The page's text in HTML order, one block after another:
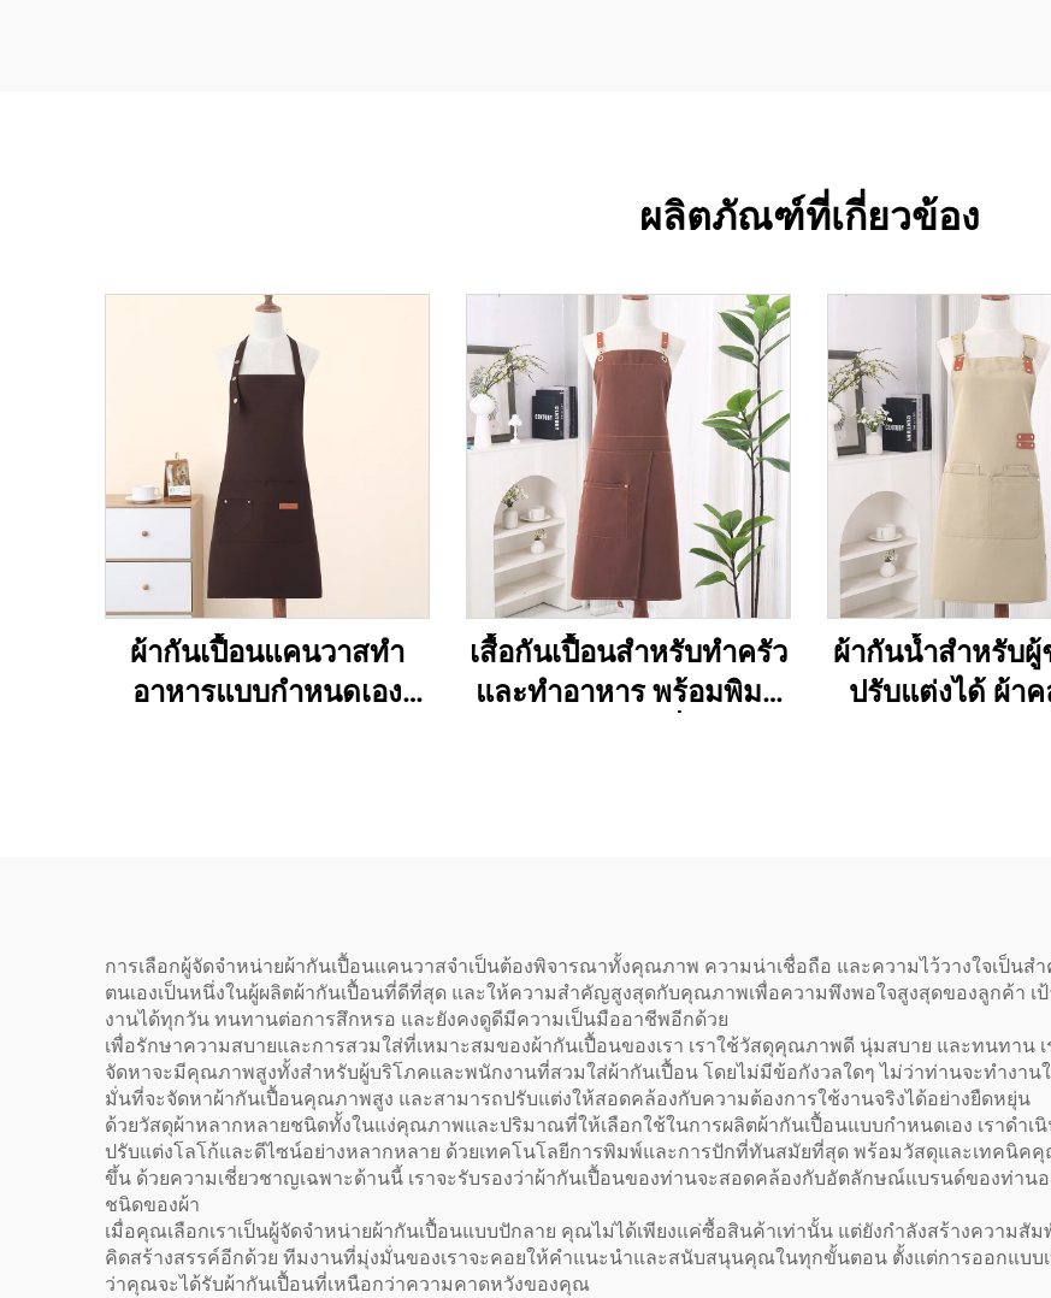
ผลิตภัณฑ์ที่เกี่ยวข้อง
ผ้ากันเปื้อนแคนวาสทำ
อาหารแบบกำหนดเอง
เสื้อกันเปื้อนสำหรับทำครัว
และทำอาหาร พร้อมพิมพ์
ผ้ากันน้ำสำหรับผู้
ปรับแต่งได้ ผ้า
การเลือกผู้จัดจำหน่ายผ้ากันเปื้อนแคนวาสจำเป็นต้องพิจารณาทั้งคุณภาพ ความน่าเชื่อถือ และความไว้วางใจเป็น
ตนเองเป็นหนึ่งในผู้ผลิตผ้ากันเปื้อนที่ดีที่สุด และให้ความสำคัญสูงสุดกับคุณภาพเพื่อความพึงพอใจสูงสุดของลูกค้า เ
งานได้ทุกวัน ทนทานต่อการสึกหรอ และยังคงดูดีมีความเป็นมืออาชีพอีกด้วย
เพื่อรักษาความสบายและการสวมใส่ที่เหมาะสมของผ้ากันเปื้อนของเรา เราใช้วัสดุคุณภาพดี นุ่มสบาย และทนทาน
จัดหาจะมีคุณภาพสูงทั้งสำหรับผู้บริโภคและพนักงานที่สวมใส่ผ้ากันเปื้อน โดยไม่มีข้อกังวลใดๆ ไม่ว่าท่านจะทำงา
มั่นที่จะจัดหาผ้ากันเปื้อนคุณภาพสูง และสามารถปรับแต่งให้สอดคล้องกับความต้องการใช้งานจริงได้อย่างยืดหยุ่น
ด้วยวัสดุผ้าหลากหลายชนิดทั้งในแง่คุณภาพและปริมาณที่ให้เลือกใช้ในการผลิตผ้ากันเปื้อนแบบกำหนดเอง เราดำเ
ปรับแต่งโลโก้และดีไซน์อย่างหลากหลาย ด้วยเทคโนโลยีการพิมพ์และการปักที่ทันสมัยที่สุด พร้อมวัสดุและเทคนิค
ขึ้น ด้วยความเชี่ยวชาญเฉพาะด้านนี้ เราจะรับรองว่าผ้ากันเปื้อนของท่านจะสอดคล้องกับอัตลักษณ์แบรนด์ของท่า
ชนิดของผ้า
เมื่อคุณเลือกเราเป็นผู้จัดจำหน่ายผ้ากันเปื้อนแบบปักลาย คุณไม่ได้เพียงแค่ซื้อสินค้าเท่านั้น แต่ยังกำลังสร้างควา
คิดสร้างสรรค์อีกด้วย ทีมงานที่มุ่งมั่นของเราจะคอยให้คำแนะนำและสนับสนุนคุณในทุกขั้นตอน ตั้งแต่การออกแบบ
ว่าคุณจะได้รับผ้ากันเปื้อนที่เหนือกว่าความคาดหวังของคุณ